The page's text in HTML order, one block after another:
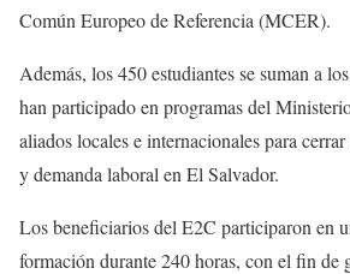
Común Europeo de Referencia (MCER).
Además, los 450 estudiantes se suman a
han participado en programas del
aliados locales e internacionales para
y demanda laboral en El Salvador.
Los beneficiarios del E2C participaron en
formación durante 240 horas, con el fin de